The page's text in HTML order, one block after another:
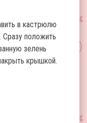
в кастрюлю
Сразу положить
зелень
крышкой.